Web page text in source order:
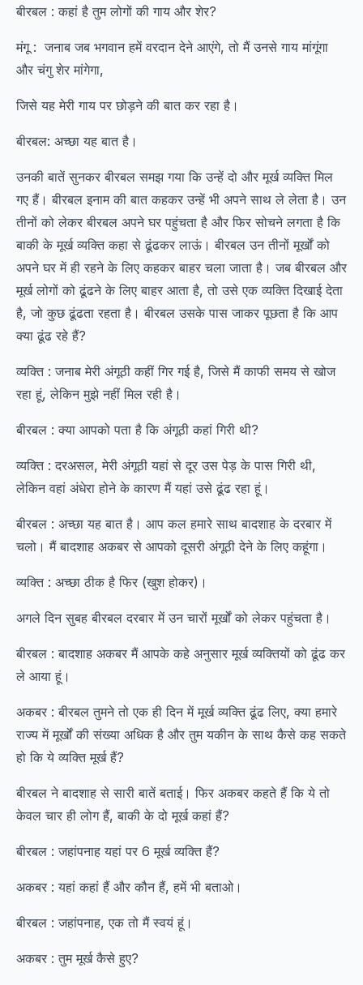
बीरबल : कहां है तुम लोगों की गाय और शेर?
मंगू : जनाब जब भगवान हमें वरदान देने आएंगे, तो मैं उनसे गाय मांगूंगा
और चंगु शेर मांगेगा,
जिसे यह मेरी गाय पर छोड़ने की बात कर रहा है।
बीरबल: अच्छा यह बात है।
उनकी बातें सुनकर बीरबल समझ गया कि उन्हें दो और मूर्ख व्यक्ति मिल
गए हैं। बीरबल इनाम की बात कहकर उन्हें भी अपने साथ ले लेता है। उन
तीनों को लेकर बीरबल अपने घर पहुंचता है और फिर सोचने लगता है कि
बाकी के मूर्ख व्यक्ति कहा से ढूंढकर लाऊं। बीरबल उन तीनों मूर्खों को
अपने घर में ही रहने के लिए कहकर बाहर चला जाता है। जब बीरबल और
मूर्ख लोगों को ढूंढने के लिए बाहर आता है, तो उसे एक व्यक्ति दिखाई देता
है, जो कुछ ढूंढता रहता है। बीरबल उसके पास जाकर पूछता है कि आप
क्या ढूंढ रहे हैं?
व्यक्ति : जनाब मेरी अंगूठी कहीं गिर गई है, जिसे मैं काफी समय से खोज
रहा हूं, लेकिन मुझे नहीं मिल रही है।
बीरबल : क्या आपको पता है कि अंगूठी कहां गिरी थी?
व्यक्ति : दरअसल, मेरी अंगूठी यहां से दूर उस पेड़ के पास गिरी थी,
लेकिन वहां अंधेरा होने के कारण मैं यहां उसे ढूंढ रहा हूं।
बीरबल : अच्छा यह बात है। आप कल हमारे साथ बादशाह के दरबार में
चलो। मैं बादशाह अकबर से आपको दूसरी अंगूठी देने के लिए कहूंगा।
व्यक्ति : अच्छा ठीक है फिर (खुश होकर)।
अगले दिन सुबह बीरबल दरबार में उन चारों मूर्खों को लेकर पहुंचता है।
बीरबल : बादशाह अकबर मैं आपके कहे अनुसार मूर्ख व्यक्तियों को ढूंढ कर
ले आया हूं।
अकबर : बीरबल तुमने तो एक ही दिन में मूर्ख व्यक्ति ढूंढ लिए, क्या हमारे
राज्य में मूर्खों की संख्या अधिक है और तुम यकीन के साथ कैसे कह सकते
हो कि ये व्यक्ति मूर्ख हैं?
बीरबल ने बादशाह से सारी बातें बताई। फिर अकबर कहते हैं कि ये तो
केवल चार ही लोग हैं, बाकी के दो मूर्ख कहां हैं?
बीरबल : जहांपनाह यहां पर 6 मूर्ख व्यक्ति हैं?
अकबर : यहां कहां हैं और कौन हैं, हमें भी बताओ।
बीरबल : जहांपनाह, एक तो मैं स्वयं हूं।
अकबर : तुम मूर्ख कैसे हुए?